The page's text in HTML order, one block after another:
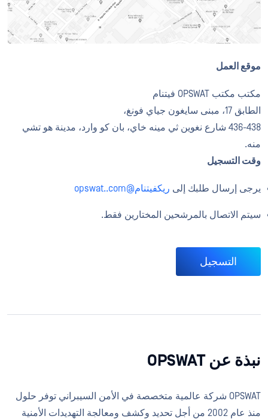
موقع العمل
مكتب مكتب OPSWAT فيتنام
الطابق 17، مبنى سايغون جياي فونغ،
436-438 شارع نغوين ثي مينه خاي، بان كو وارد، مدينة هو تشي
منه.
وقت التسجيل
يرجى إرسال طلبك إلى ريكفيتنام@opswat..com
سيتم الاتصال بالمرشحين المختارين فقط.
التسجيل
نبذة عن OPSWAT
OPSWAT شركة عالمية متخصصة في الأمن السيبراني توفر حلول
منذ عام 2002 من أجل تحديد وكشف ومعالجة التهديدات الأمنية